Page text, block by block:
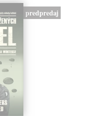
predpredaj